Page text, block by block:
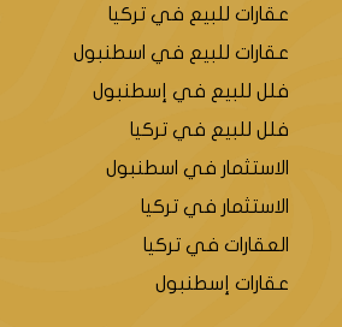
عقارات للبيع في تركيا
عقارات للبيع في اسطنبول
فلل للبيع في إسطنبول
فلل للبيع في تركيا
الاستثمار في اسطنبول
الاستثمار في تركيا
العقارات في تركيا
عقارات إسطنبول